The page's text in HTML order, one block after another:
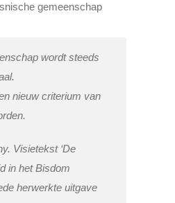
gemeenschap
wordt steeds
nieuw criterium van
Visietekst ‘De
in het Bisdom
herwerkte uitgave